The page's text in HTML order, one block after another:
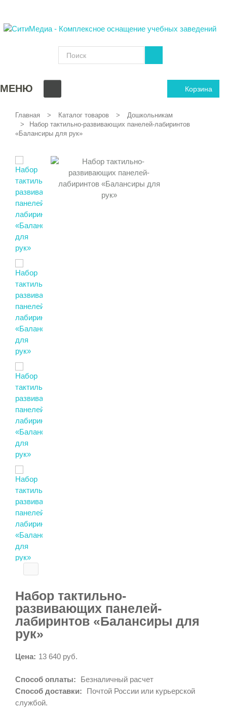
Корзина
МЕНЮ
Главная Каталог товаров
Дошкольникам
Набор тактильно-развивающих панелей-лабиринтов
«Балансиры для рук»
Набор тактильно-
развивающих панелей-
лабиринтов «Балансиры для
рук»
Цена: 13 640 руб.
Способ оплаты:
Безналичный расчет
Способ доставки:
Почтой России или курьерской
службой.